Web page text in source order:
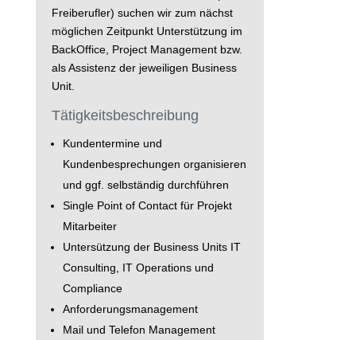
Freiberufler) suchen wir zum nächst
möglichen Zeitpunkt Unterstützung im
BackOffice, Project Management bzw.
als Assistenz der jeweiligen Business
Unit.
Tätigkeitsbeschreibung
Kundentermine und
Kundenbesprechungen organisieren
und ggf. selbständig durchführen
Single Point of Contact für Projekt
Mitarbeiter
Untersützung der Business Units IT
Consulting, IT Operations und
Compliance
Anforderungsmanagement
Mail und Telefon Management